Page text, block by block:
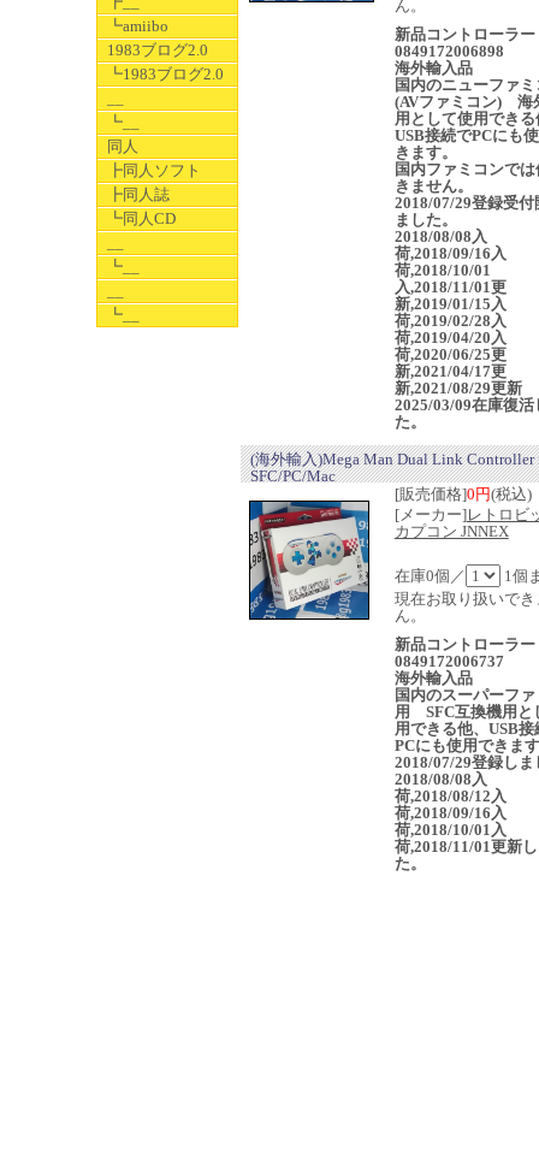
┗amiibo
1983ブログ2.0
┗1983ブログ2.0
┗__
同人
┣同人ソフト
┣同人誌
┗同人CD
┗__
┗__
ん。
新品コントローラ
0849172006898
海外輸入品
国内のニューファミ
(AVファミコン) 海
用として使用できる
USB接続でPCにも
きます。
国内ファミコンで
きません。
2018/07/29登録受付
ました。
2018/08/08入
荷,2018/09/16入
荷,2018/10/01
入,2018/11/01更
新,2019/01/15入
荷,2019/02/28入
荷,2019/04/20入
荷,2020/06/25更
新,2021/04/17更
新,2021/08/29更新
2025/03/09在庫復活
た。
(海外輸入)Mega Man Dual Link Controller
SFC/PC/Mac
[販売価格]0円(税込)
[メーカー]レトロ
カプコン JNNEX
在庫0個／
1個
現在お取り扱いでき
ん。
新品コントローラ
0849172006737
海外輸入品
国内のスーパーフ
用 SFC互換機用と
用できる他、USB接
PCにも使用できま
2018/07/29登録しま
2018/08/08入
荷,2018/08/12入
荷,2018/09/16入
荷,2018/10/01入
荷,2018/11/01更新
た。